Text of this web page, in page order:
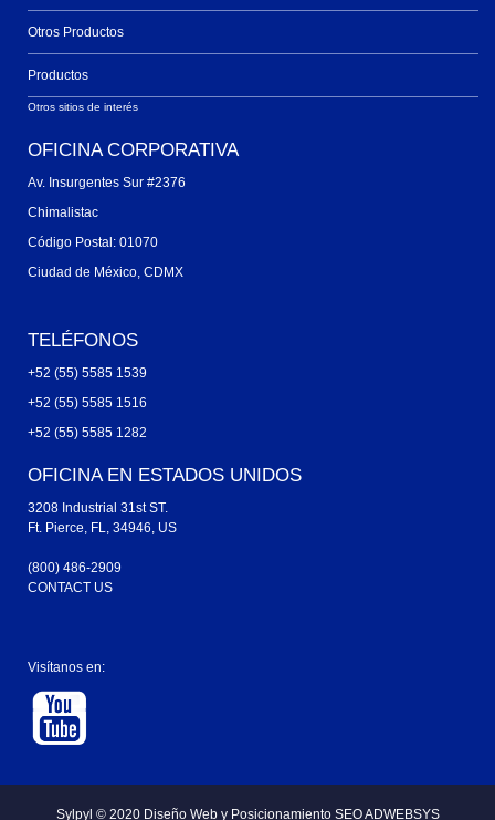
Otros Productos
Productos
Otros sitios de interés
OFICINA CORPORATIVA
Av. Insurgentes Sur #2376
Chimalistac
Código Postal: 01070
Ciudad de México, CDMX
TELÉFONOS
+52 (55) 5585 1539
+52 (55) 5585 1516
+52 (55) 5585 1282
OFICINA EN ESTADOS UNIDOS
3208 Industrial 31st ST.
Ft. Pierce, FL, 34946, US
(800) 486-2909
CONTACT US
Visítanos en:
Sylpyl © 2020 Diseño Web y Posicionamiento SEO ADWEBSYS